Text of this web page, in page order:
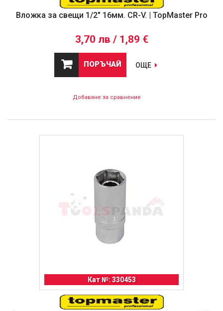
Вложка за свещи 1/2" 16мм. CR-V. | TopMaster Pro
3,70 лв / 1,89 €
ПОРЪЧАЙ ОЩЕ
Добавяне за сравнение
Кат №: 330453